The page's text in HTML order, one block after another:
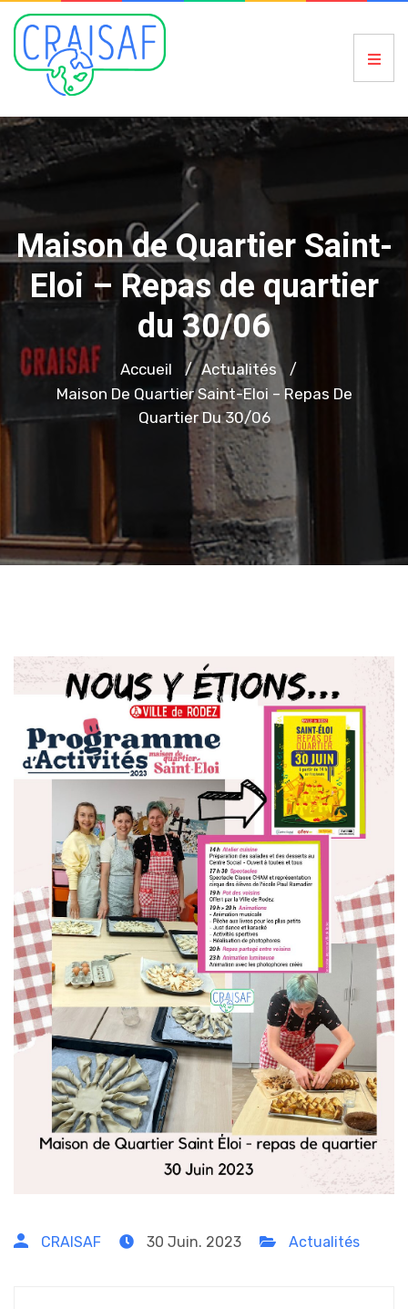
Maison de Quartier Saint-
Eloi – Repas de quartier
du 30/06
Accueil / Actualités /
Maison De Quartier Saint-Eloi – Repas De
Quartier Du 30/06
CRAISAF 30 Juin. 2023 Actualités